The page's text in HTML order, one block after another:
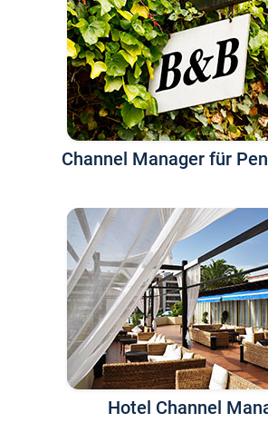
Channel Manager für
Hotel Channel